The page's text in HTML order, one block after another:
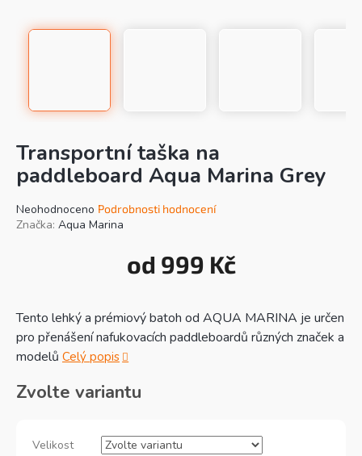
Transportní taška na
paddleboard Aqua Marina Grey
Průměrné
hodnocení
hvězdiček.
Neohodnoceno Podrobnosti hodnocení
Značka: Aqua Marina
od 999 Kč
Zvolte variantu
Velikost
Tento lehký a prémiový batoh od AQUA MARINA je určen
pro přenášení nafukovacích paddleboardů různých značek a
modelů Celý popis